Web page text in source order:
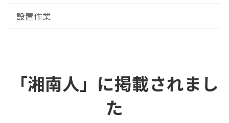
設置作業
「湘南人」に掲載されまし
た